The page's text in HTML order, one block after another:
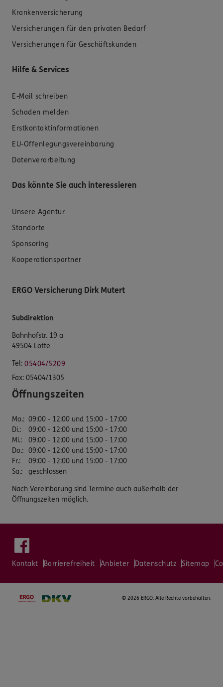
Krankenversicherung
Versicherungen für den privaten Bedarf
Versicherungen für Geschäftskunden
Hilfe & Services
E-Mail schreiben
Schaden melden
Erstkontaktinformationen
EU-Offenlegungsvereinbarung
Datenverarbeitung
Das könnte Sie auch interessieren
Unsere Agentur
Standorte
Sponsoring
Kooperationspartner
ERGO Versicherung Dirk Mutert
Subdirektion
Bahnhofstr. 19 a
49504 Lotte
Tel: 05404/5209
Fax: 05404/1305
Öffnungszeiten
Mo.: 09:00 - 12:00 und 15:00 - 17:00
Di.:
09:00 - 12:00 und 15:00 - 17:00
Mi.:
09:00 - 12:00 und 15:00 - 17:00
Do.: 09:00 - 12:00 und 15:00 - 17:00
Fr.:
09:00 - 12:00 und 15:00 - 17:00
Sa.: geschlossen
Nach Vereinbarung sind Termine auch außerhalb der
Öffnungszeiten möglich.
Kontakt Barrierefreiheit Anbieter Datenschutz Sitemap
© 2026 ERGO. Alle Rechte vorbehalten.